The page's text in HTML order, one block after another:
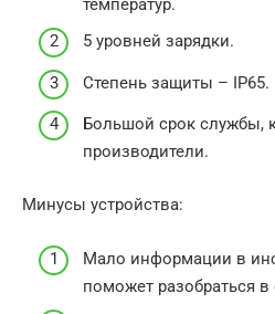
температур.
5 уровней зарядки.
Степень защиты – IP65.
Большой срок службы,
производители.
Минусы устройства:
Мало информации в
поможет разобраться